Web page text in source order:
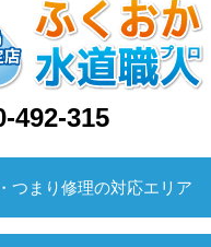
492-315
つまり修理の対応エリア